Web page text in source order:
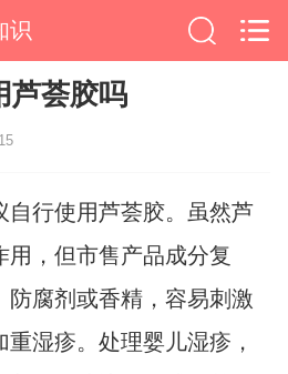
识
芦荟胶吗
自行使用芦荟胶。虽然芦
用，但市售产品成分复
防腐剂或香精，容易刺激
湿疹。处理婴儿湿疹，